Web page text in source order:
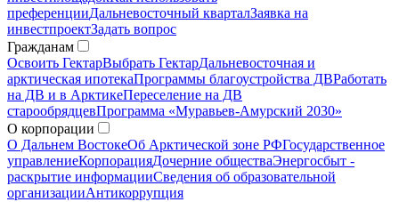
преференцииДальневосточный кварталЗаявка на
инвестпроектЗадать вопрос
Гражданам
Освоить ГектарВыбрать ГектарДальневосточная и
арктическая ипотекаПрограммы благоустройства ДВРаботать
на ДВ и в АрктикеПереселение на ДВ
старообрядцевПрограмма «Муравьев-Амурский 2030»
О корпорации
О Дальнем ВостокеОб Арктической зоне РФГосударственное
управлениеКорпорацияДочерние обществаЭнергосбыт -
раскрытие информацииСведения об образовательной
организацииАнтикоррупция